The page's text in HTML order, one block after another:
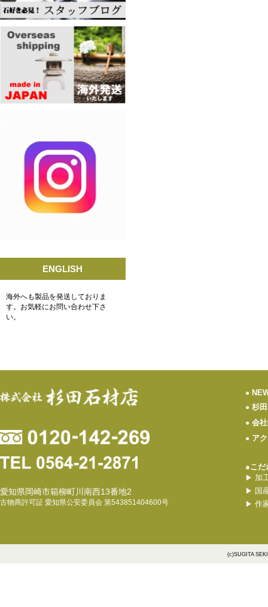
ENGLISH
海外へも製品を発送しておりま
す。お気軽にお問い合わせ下さ
い。
愛知県岡崎市箱柳町川南西13番地2
古物商許可証 愛知県公安委員会 第543851404600号
●
● 杉
● 会
● ア
●こだ
▶ 加
▶ 国
▶ 作
(c)SUGITA